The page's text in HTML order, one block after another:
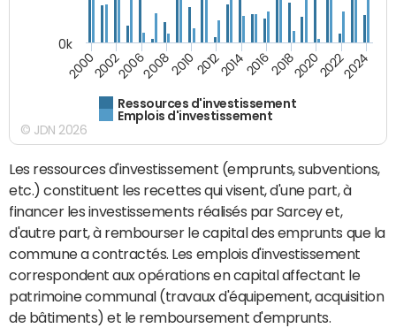
Ressources d'investissement
Emplois d'investissement
200020022006200820102012201420162018202020222024
0k
© JDN 2026
Les ressources d'investissement (emprunts, subventions,
etc.) constituent les recettes qui visent, d'une part, à
financer les investissements réalisés par Sarcey et,
d'autre part, à rembourser le capital des emprunts que la
commune a contractés. Les emplois d'investissement
correspondent aux opérations en capital affectant le
patrimoine communal (travaux d'équipement, acquisition
de bâtiments) et le remboursement d'emprunts.